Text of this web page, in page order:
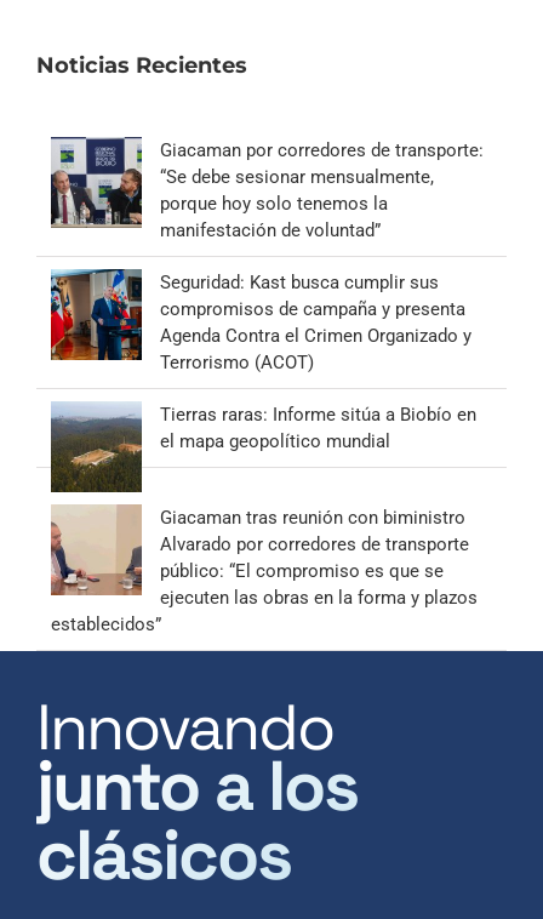
Noticias Recientes
Giacaman por corredores de transporte:
“Se debe sesionar mensualmente,
porque hoy solo tenemos la
manifestación de voluntad”
Seguridad: Kast busca cumplir sus
compromisos de campaña y presenta
Agenda Contra el Crimen Organizado y
Terrorismo (ACOT)
Tierras raras: Informe sitúa a Biobío en
el mapa geopolítico mundial
Giacaman tras reunión con biministro
Alvarado por corredores de transporte
público: “El compromiso es que se
ejecuten las obras en la forma y plazos
establecidos”
Innovando
junto a los
clásicos